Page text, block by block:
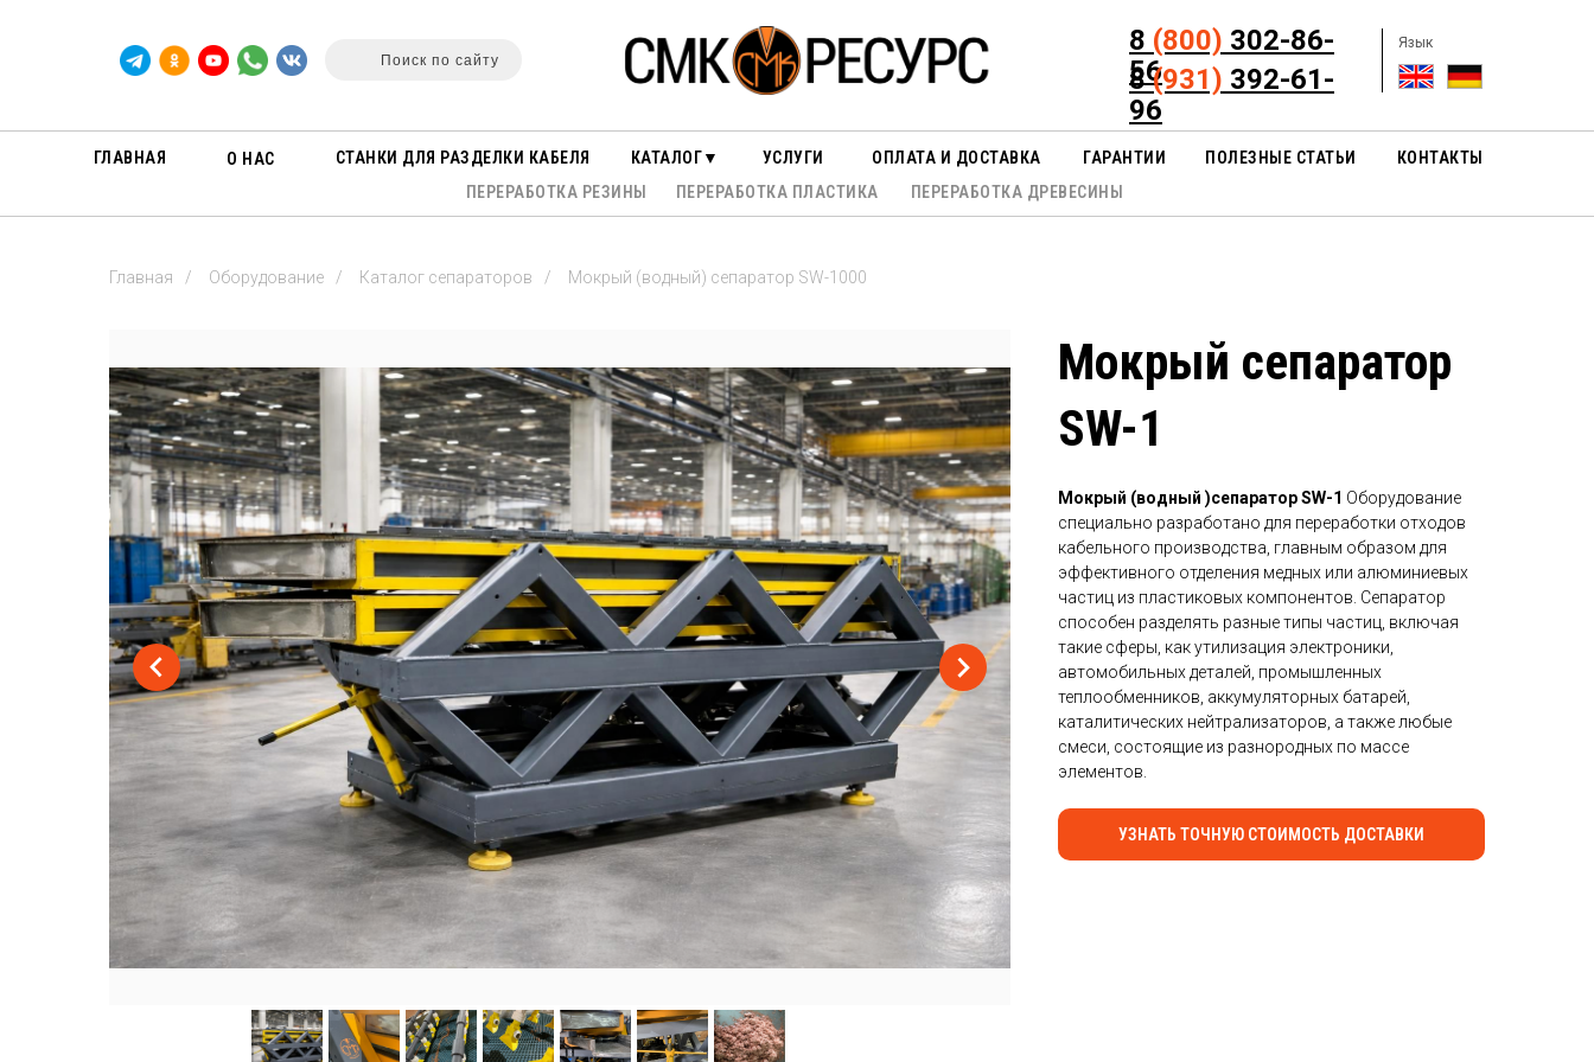
КАТАЛОГ▼
ГЛАВНАЯ
ПЕРЕРАБОТКА РЕЗИНЫ
ПЕРЕРАБОТКА ПЛАСТИКА ПЕРЕРАБОТКА ДРЕВЕСИНЫ
О НАС СТАНКИ ДЛЯ РАЗДЕЛКИ КАБЕЛЯ УСЛУГИ ОПЛАТА И ДОСТАВКА ГАРАНТИИ КОНТАКТЫ
8 (800) 302-86-
56
8(931) 392-61-
96
ПОЛЕЗНЫЕ СТАТЬИ
Язык
Поиск по сайту
Главная / Оборудование / Каталог сепараторов / Мокрый (водный) сепаратор SW-1000
Мокрый сепаратор
SW-1
Мокрый (водный )сепаратор SW-1 Оборудование
специально разработано для переработки отходов
кабельного производства, главным образом для
эффективного отделения медных или алюминиевых
частиц из пластиковых компонентов. Сепаратор
способен разделять разные типы частиц, включая
такие сферы, как утилизация электроники,
автомобильных деталей, промышленных
теплообменников, аккумуляторных батарей,
каталитических нейтрализаторов, а также любые
смеси, состоящие из разнородных по массе
элементов.
УЗНАТЬ ТОЧНУЮ СТОИМОСТЬ ДОСТАВКИ